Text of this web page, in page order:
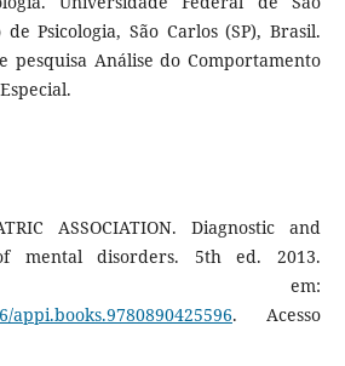
Psicologia, São Carlos (SP), Brasil.
pesquisa Análise do Comportamento
ASSOCIATION. Diagnostic and
mental disorders. 5th ed. 2013.
em:
appi.books.9780890425596. Acesso